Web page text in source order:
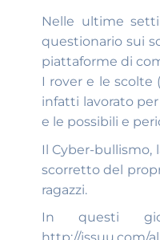
Nelle ultime
questionario sui
piattaforme di
I rover e le scolte
infatti lavorato
e le possibili e
Il Cyber-bullismo,
scorretto del
ragazzi.
In questi